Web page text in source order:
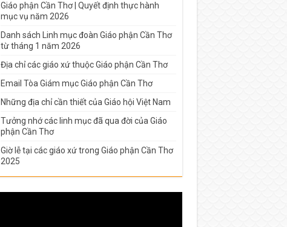
Giáo phận Cần Thơ | Quyết định thực hành
mục vụ năm 2026
Danh sách Linh mục đoàn Giáo phận Cần Thơ
từ tháng 1 năm 2026
Địa chỉ các giáo xứ thuộc Giáo phận Cần Thơ
Email Tòa Giám mục Giáo phận Cần Thơ
Những địa chỉ cần thiết của Giáo hội Việt Nam
Tưởng nhớ các linh mục đã qua đời của Giáo
phận Cần Thơ
Giờ lễ tại các giáo xứ trong Giáo phận Cần Thơ
2025